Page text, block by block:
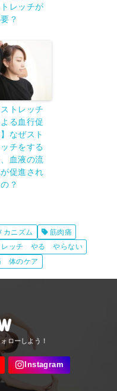
レッチが
？
ストレッチ
る血行促
なぜスト
ッチをする
、血液の流
促進され
？
カニズム
筋肉痛
ッチ やる やらない
体のケア